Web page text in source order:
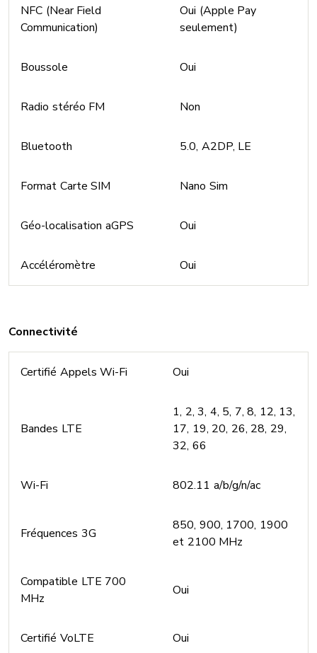
NFC (Near Field
Communication)
Oui (Apple Pay
seulement)
Boussole Oui
Radio stéréo FM Non
Bluetooth 5.0, A2DP, LE
Format Carte SIM Nano Sim
Géo-localisation aGPS Oui
Accéléromètre Oui
Connectivité
Certifié Appels Wi-Fi Oui
Bandes LTE
1, 2, 3, 4, 5, 7, 8, 12, 13,
17, 19, 20, 26, 28, 29,
32, 66
Wi-Fi 802.11 a/b/g/n/ac
Fréquences 3G
850, 900, 1700, 1900
et 2100 MHz
Compatible LTE 700
MHz
Oui
Certifié VoLTE Oui